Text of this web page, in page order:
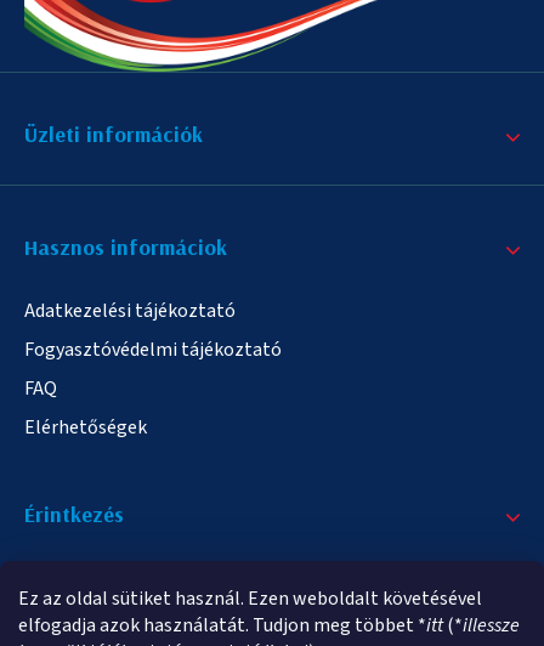
Ez az oldal sütiket használ. Ezen weboldalt követésével
elfogadja azok használatát. Tudjon meg többet *itt(*illessze
Üzleti információk
Hasznos informáciok
Adatkezelési tájékoztató
Fogyasztóvédelmi tájékoztató
FAQ
Elérhetőségek
Érintkezés
info@elampa.hu